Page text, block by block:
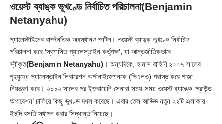
ওয়েস্ট ব্যাঙ্ক ভূখণ্ডে নির্বাচিত পরিচালনা(Benjamin
Netanyahu)
প্যালেস্টাইনের রাজনৈতিক অবস্থানও জটিল। ওয়েস্ট ব্যাঙ্ক ভূখণ্ডে নির্বাচিত
পরিচালনা করে ‘স্বশাসিত প্যালেস্তাইন কর্তৃপক্ষ’, যা আন্তর্জাতিকভাবে
স্বীকৃত(Benjamin Netanyahu) । অন্যদিকে, হামাস বাহিনী ২০০৭ সালের
গৃহযুদ্ধে প্যালেস্তাইন লিবারেশন অর্গানাইজেশনকে (পিএলও) পরাস্ত করে গাজা
নিয়ন্ত্রণ করে। ২০০২ সালের পর ইজরায়েলি সেনারা সময়-সময় ওয়েস্ট ব্যাঙ্কে ‘গ্রাউন্ড
অপারেশন’ চালিয়ে কিছু ভূখণ্ড দখল করেছে। এবার তেল আভিভ নতুন ২২টি এলাকায়
ইহুদি বসতি স্থাপন করার সিদ্ধান্ত নিয়েছে।